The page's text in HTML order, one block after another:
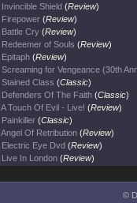
Invincible Shield (Review)
Firepower (Review)
Battle Cry (Review)
Redeemer of Souls (Review)
Epitaph (Review)
Screaming for Vengeance (30th
Stained Class (Classic)
Defenders Of The Faith (Classic)
A Touch Of Evil - Live! (Review)
Painkiller (Classic)
Angel Of Retribution (Review)
Electric Eye Dvd (Review)
Live In London (Review)
©